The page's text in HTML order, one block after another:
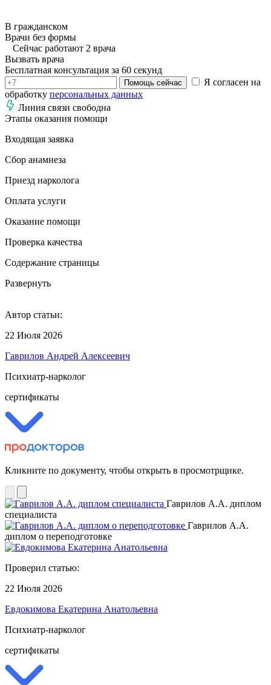
В гражданском
Врачи без формы
Сейчас работают 2 врача
Вызвать врача
Бесплатная консультация за 60 секунд
Помощь сейчас
Я согласен на
обработку персональных данных
Линия связи свободна
Этапы оказания помощи
Входящая заявка
Сбор анамнеза
Приезд нарколога
Оплата услуги
Оказание помощи
Проверка качества
Содержание страницы
Развернуть
Автор статьи:
22 Июля 2026
Гаврилов Андрей Алексеевич
Психиатр-нарколог
сертификаты
Кликните по документу, чтобы открыть в просмотрщике.
Гаврилов А.А. диплом
специалиста
Гаврилов А.А.
диплом о переподготовке
Проверил статью:
22 Июля 2026
Евдокимова Екатерина Анатольевна
Психиатр-нарколог
сертификаты